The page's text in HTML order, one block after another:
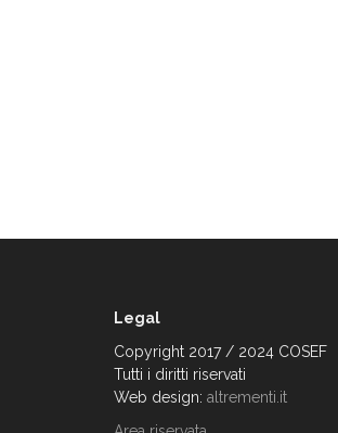
Legal
Copyright 2017 / 2024 COSEF
Tutti i diritti riservati
Web design: altrementi.it